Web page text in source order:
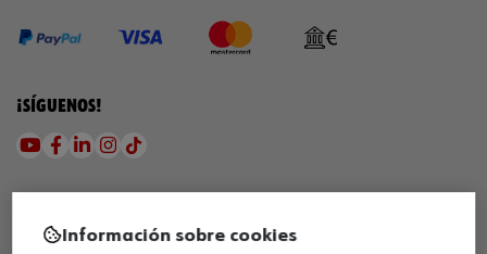
¡SÍGUENOS!
Información sobre cookies